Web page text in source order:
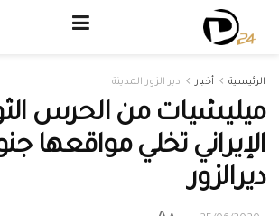
الرئيسية أخبار دير الزور المدينة
ميليشيات من الحرس
الإيراني تخلي مواقعها
ديرالزور